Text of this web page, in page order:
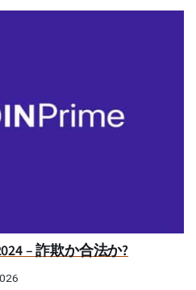
– 詐欺か合法か?